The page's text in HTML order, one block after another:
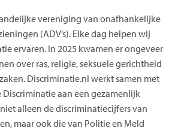
vereniging van onafhankelijke
(ADV’s). Elke dag helpen wij
ervaren. In 2025 kwamen er ongeveer
over ras, religie, seksuele gerichtheid
Discriminatie.nl werkt samen met
aan een gezamenlijk
alleen de discriminatiecijfers van
maar ook die van Politie en Meld